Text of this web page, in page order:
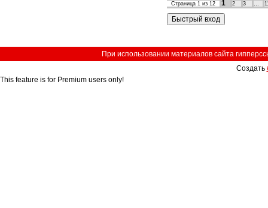
Страница 1 из 12 1 2 3 …
При использовании материалов сайта
Создать
This feature is for Premium users only!